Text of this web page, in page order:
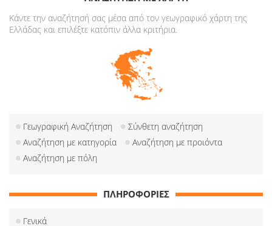
Κάντε την αναζήτησή σας μέσα από τον γεωγραφικό χάρτη της
Ελλάδας και επιλέξτε κατόπιν άλλα κριτήρια.
Γεωγραφική Αναζήτηση
Σύνθετη αναζήτηση
Αναζήτηση με κατηγορία
Αναζήτηση με προιόντα
Αναζήτηση με πόλη
ΠΛΗΡΟΦΟΡΙΕΣ
Γενικά